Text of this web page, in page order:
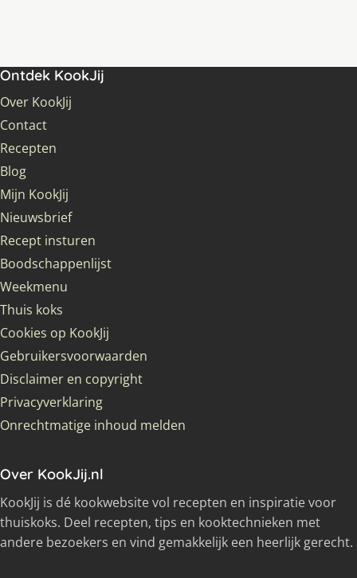
Ontdek KookJij
Over KookJij
Contact
Recepten
Blog
Mijn KookJij
Nieuwsbrief
Recept insturen
Boodschappenlijst
Weekmenu
Thuis koks
Cookies op KookJij
Gebruikersvoorwaarden
Disclaimer en copyright
Privacyverklaring
Onrechtmatige inhoud melden
Over KookJij.nl
KookJij is dé kookwebsite vol recepten en inspiratie voor
thuiskoks. Deel recepten, tips en kooktechnieken met
andere bezoekers en vind gemakkelijk een heerlijk gerecht.